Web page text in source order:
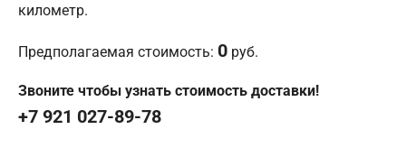
километр.
Предполагаемая стоимость: 0 руб.
Звоните чтобы узнать стоимость доставки!
+7 921 027-89-78